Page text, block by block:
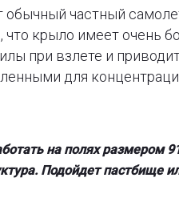
обычный частный
крыло имеет очень
при взлете и
для
на полях размером
Подойдет пастбище